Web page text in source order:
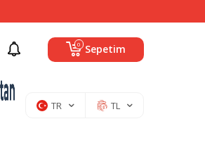
0 Sepetim
TR TL